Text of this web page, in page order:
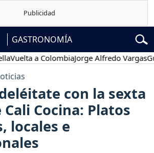
GASTRONOMÍA
a ColombiaJorge Alfredo Vargas
con la sexta
Cocina: Platos
locales e